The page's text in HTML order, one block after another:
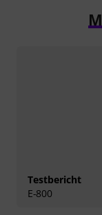
Testbericht
E-800